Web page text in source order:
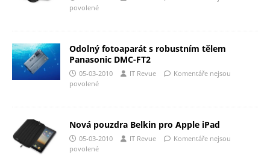
povolené
Odolný fotoaparát s robustním tělem
Panasonic DMC-FT2
05-03-2010 IT Revue
Komentáře nejsou
povolené
Nová pouzdra Belkin pro Apple iPad
05-03-2010 IT Revue
Komentáře nejsou
povolené